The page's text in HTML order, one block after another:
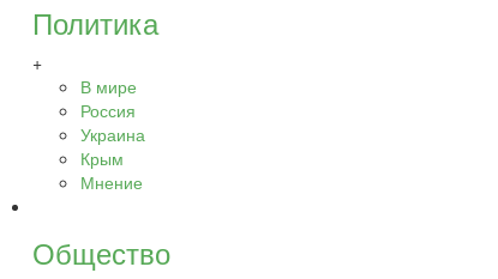
Политика
+
В мире
Россия
Украина
Крым
Мнение
Общество